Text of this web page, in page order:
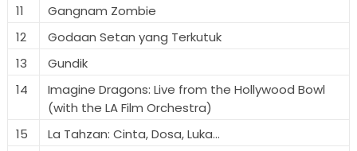
11
Gangnam Zombie
12
Godaan Setan yang Terkutuk
13
Gundik
14
Imagine Dragons: Live from the Hollywood Bowl
(with the LA Film Orchestra)
15
La Tahzan: Cinta, Dosa, Luka...